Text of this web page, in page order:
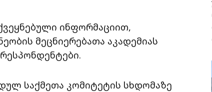
ინფორმაციით,
მეცნიერებათა აკადემიას
საქმეთა კომიტეტის სხდომაზე